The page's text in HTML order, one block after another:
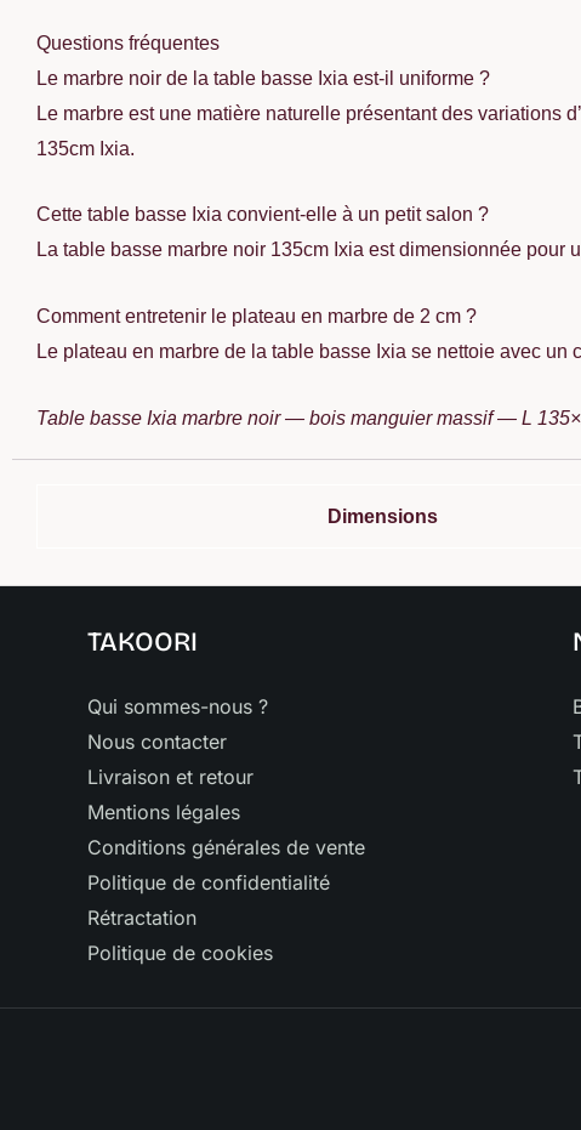
Questions fréquentes
Le marbre noir de la table basse Ixia est-il uniforme ?
Le marbre est une matière naturelle présentant des variations
135cm Ixia.
Cette table basse Ixia convient-elle à un petit salon ?
La table basse marbre noir 135cm Ixia est dimensionnée
Comment entretenir le plateau en marbre de 2 cm ?
Le plateau en marbre de la table basse Ixia se nettoie avec
Table basse Ixia marbre noir — bois manguier massif — L
Dimensions
TAKOORI
Qui sommes-nous ?
Nous contacter
Livraison et retour
Mentions légales
Conditions générales de vente
Politique de confidentialité
Rétractation
Politique de cookies